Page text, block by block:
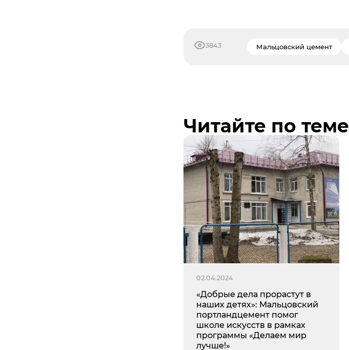
3843 Мальцовский цемент
Читайте по теме
02.04.2024
«Добрые дела прорастут в
наших детях»: Мальцовский
портландцемент помог
школе искусств в рамках
программы «Делаем мир
лучше!»